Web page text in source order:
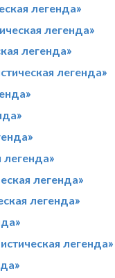
легенда»
легенда»
легенда»
легенда»
легенда»
легенда»
легенда»